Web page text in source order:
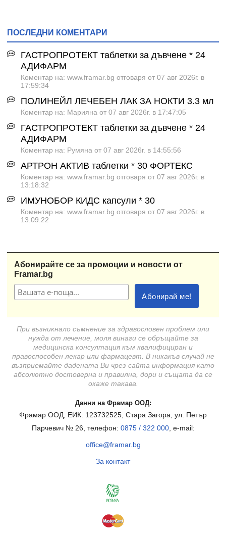
ПОСЛЕДНИ КОМЕНТАРИ
ГАСТРОПРОТЕКТ таблетки за дъвчене * 24
АДИФАРМ
Коментар на: www.framar.bg отговаря от 07 авг 2026г. в
17:59:34
ПОЛИНЕЙЛ ЛЕЧЕБЕН ЛАК ЗА НОКТИ 3.3 мл
Коментар на: Марияна от 07 авг 2026г. в 17:47:05
ГАСТРОПРОТЕКТ таблетки за дъвчене * 24
АДИФАРМ
Коментар на: Румяна от 07 авг 2026г. в 14:55:56
АРТРОН АКТИВ таблетки * 30 ФОРТЕКС
Коментар на: www.framar.bg отговаря от 07 авг 2026г. в
13:18:32
ИМУНОБОР КИДС капсули * 30
Коментар на: www.framar.bg отговаря от 07 авг 2026г. в
13:09:22
Абонирайте се за промоции и новости от
Framar.bg
При възникнало съмнение за здравословен проблем или
нужда от лечение, моля винаги се обръщайте за
медицинска консултация към квалифициран и
правоспособен лекар или фармацевт. В никакъв случай не
възприемайте дадената Ви чрез сайта информация като
абсолютно достоверна и правилна, дори и същата да се
окаже такава.
Данни на Фрамар ООД:
Фрамар ООД, ЕИК: 123732525, Стара Загора, ул. Петър
Парчевич № 26, телефон: 0875 / 322 000, e-mail:
office@framar.bg
За контакт